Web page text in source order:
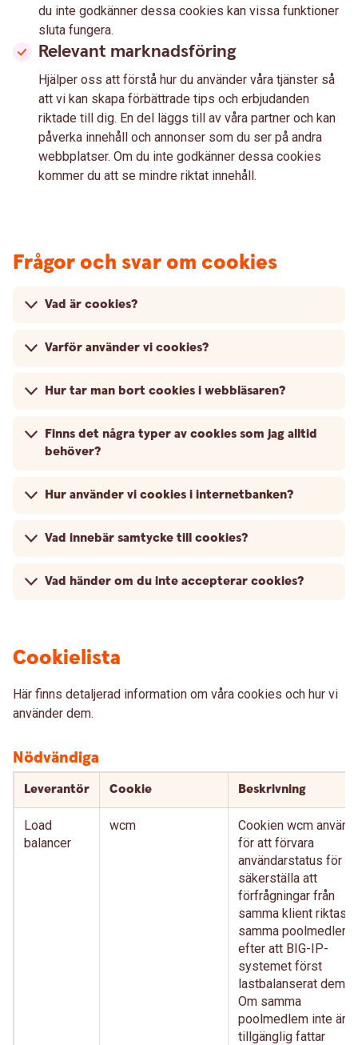
du inte godkänner dessa cookies kan vissa funktioner
sluta fungera.
Relevant marknadsföring
Hjälper oss att förstå hur du använder våra tjänster så
att vi kan skapa förbättrade tips och erbjudanden
riktade till dig. En del läggs till av våra partner och kan
påverka innehåll och annonser som du ser på andra
webbplatser. Om du inte godkänner dessa cookies
kommer du att se mindre riktat innehåll.
Frågor och svar om cookies
Vad är cookies?
Varför använder vi cookies?
Hur tar man bort cookies i webbläsaren?
Finns det några typer av cookies som jag alltid
behöver?
Hur använder vi cookies i internetbanken?
Vad innebär samtycke till cookies?
Vad händer om du inte accepterar cookies?
Cookielista
Här finns detaljerad information om våra cookies och hur vi
använder dem.
Nödvändiga
Leverantör Cookie Beskrivning
Load
balancer
wcm
Cookien wcm
för att förvara
användarstatus för
säkerställa att
förfrågningar från
samma klient riktas
samma poolmedlem
efter att BIG-IP-
systemet först
lastbalanserat dem.
Om samma
poolmedlem inte är
tillgänglig fattar